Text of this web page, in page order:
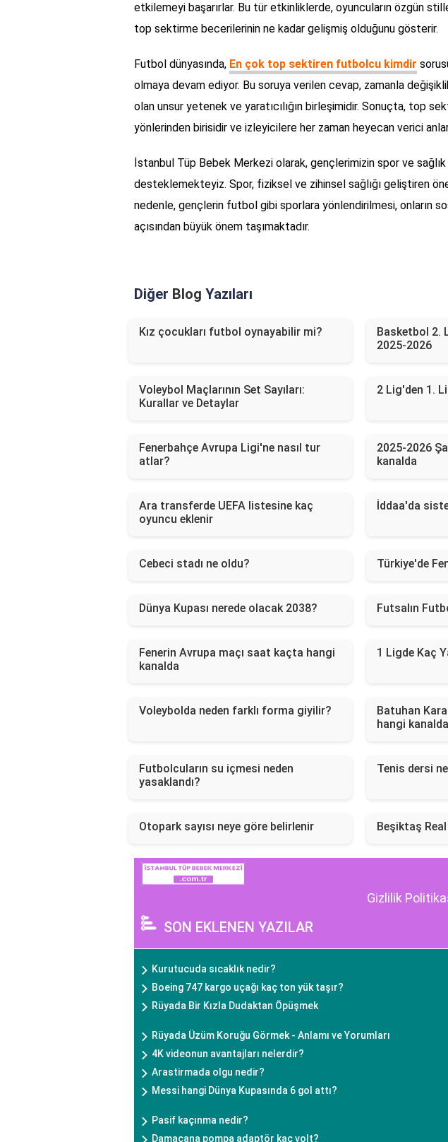
etkilemeyi başarırlar. Bu tür etkinliklerde, oyuncuların özgün
top sektirme becerilerinin ne kadar gelişmiş olduğunu gösterir.
Futbol dünyasında, En çok top sektiren futbolcu kimdir
olmaya devam ediyor. Bu soruya verilen cevap, zamanla
olan unsur yetenek ve yaratıcılığın birleşimidir. Sonuçta, top
yönlerinden birisidir ve izleyicilere her zaman heyecan verici
İstanbul Tüp Bebek Merkezi olarak, gençlerimizin spor ve sağlık
desteklemekteyiz. Spor, fiziksel ve zihinsel sağlığı geliştiren
nedenle, gençlerin futbol gibi sporlara yönlendirilmesi, onların
açısından büyük önem taşımaktadır.
Diğer Blog Yazıları
Kız çocukları futbol oynayabilir mi?
Basketbol 2.
2025-2026
Voleybol Maçlarının Set Sayıları:
Kurallar ve Detaylar
2 Lig'den 1.
Fenerbahçe Avrupa Ligi'ne nasıl tur
atlar?
2025-2026
kanalda
Ara transferde UEFA listesine kaç
oyuncu eklenir
İddaa'da
Cebeci stadı ne oldu? Türkiye'de
Dünya Kupası nerede olacak 2038? Futsalın
Fenerin Avrupa maçı saat kaçta hangi
kanalda
1 Ligde Kaç
Voleybolda neden farklı forma giyilir?
Batuhan
hangi kanalda
Futbolcuların su içmesi neden
yasaklandı?
Tenis dersi
Otopark sayısı neye göre belirlenir Beşiktaş
Gizlilik
SON EKLENEN YAZILAR
Kurutucuda sıcaklık nedir?
Boeing 747 kargo uçağı kaç ton yük taşır?
Rüyada Bir Kızla Dudaktan Öpüşmek
Rüyada Üzüm Koruğu Görmek - Anlamı ve Yorumları
4K videonun avantajları nelerdir?
Arastirmada olgu nedir?
Messi hangi Dünya Kupasında 6 gol attı?
Pasif kaçınma nedir?
Damacana pompa adaptör kaç volt?